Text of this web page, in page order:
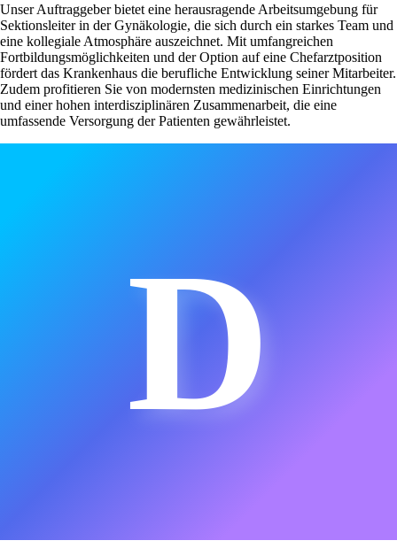
Unser Auftraggeber bietet eine herausragende Arbeitsumgebung für
Sektionsleiter in der Gynäkologie, die sich durch ein starkes Team und
eine kollegiale Atmosphäre auszeichnet. Mit umfangreichen
Fortbildungsmöglichkeiten und der Option auf eine Chefarztposition
fördert das Krankenhaus die berufliche Entwicklung seiner Mitarbeiter.
Zudem profitieren Sie von modernsten medizinischen Einrichtungen
und einer hohen interdisziplinären Zusammenarbeit, die eine
umfassende Versorgung der Patienten gewährleistet.
D